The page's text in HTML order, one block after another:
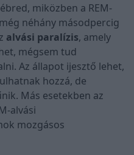
miközben a REM-
néhány másodpercig
alvási paralízis, amely
mégsem tud
Az állapot ijesztő lehet,
hozzá, de
Más esetekben az
alvási
mozgásos